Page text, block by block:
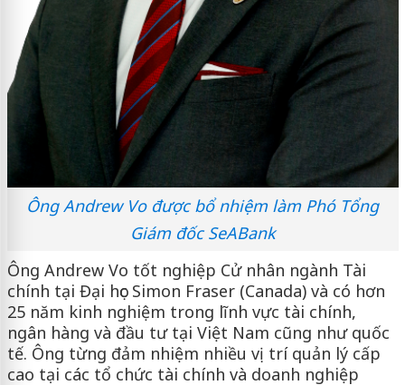
Ông Andrew Vo được bổ nhiệm làm Phó Tổng
Giám đốc SeABank
Ông Andrew Vo tốt nghiệp Cử nhân ngành Tài
chính tại Đại học Simon Fraser (Canada) và có hơn
25 năm kinh nghiệm trong lĩnh vực tài chính,
ngân hàng và đầu tư tại Việt Nam cũng như quốc
tế. Ông từng đảm nhiệm nhiều vị trí quản lý cấp
cao tại các tổ chức tài chính và doanh nghiệp